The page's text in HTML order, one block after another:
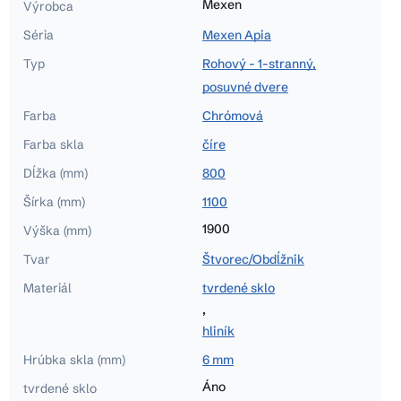
Výrobca
Mexen
Séria
Mexen Apia
Typ
Rohový - 1-stranný,
posuvné dvere
Farba
Chrómová
Farba skla
číre
Dĺžka (mm)
800
Šírka (mm)
1100
Výška (mm)
1900
Tvar
Štvorec/Obdĺžnik
Materiál
tvrdené sklo
,
hliník
Hrúbka skla (mm)
6 mm
tvrdené sklo
Áno